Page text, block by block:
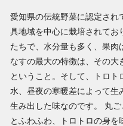
愛知県の伝統野菜に認定され
具地域を中心に栽培されてお
たちで、水分量も多く、果肉
なすの最大の特徴は、その
ということ。そして、トロト
水、昼夜の寒暖差によって生
生み出した味なのです。 丸
とふわふわ、トロトロの身を